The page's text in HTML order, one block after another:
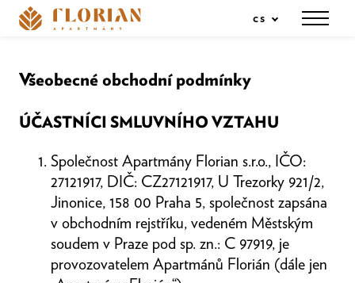
Menu
cs
Všeobecné obchodní podmínky
ÚČASTNÍCI SMLUVNÍHO VZTAHU
Společnost Apartmány Florian s.r.o., IČO:
27121917, DIČ: CZ27121917, U Trezorky 921/2,
Jinonice, 158 00 Praha 5, společnost zapsána
v obchodním rejstříku, vedeném Městským
soudem v Praze pod sp. zn.: C 97919, je
provozovatelem Apartmánů Florián (dále jen